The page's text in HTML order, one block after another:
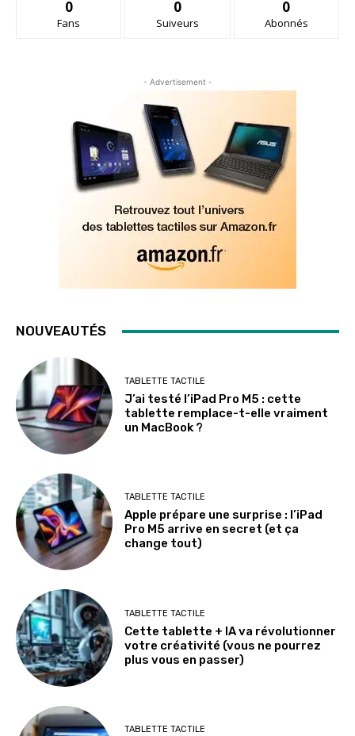
0
Fans
0
Suiveurs
0
Abonnés
- Advertisement -
NOUVEAUTÉS
TABLETTE TACTILE
J’ai testé l’iPad Pro M5 : cette
tablette remplace-t-elle vraiment
un MacBook ?
TABLETTE TACTILE
Apple prépare une surprise : l’iPad
Pro M5 arrive en secret (et ça
change tout)
TABLETTE TACTILE
Cette tablette + IA va révolutionner
votre créativité (vous ne pourrez
plus vous en passer)
TABLETTE TACTILE